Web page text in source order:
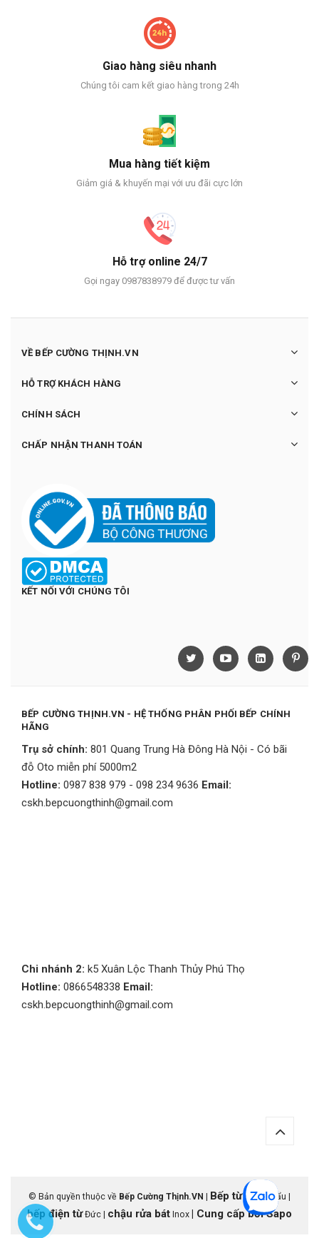
Giao hàng siêu nhanh
Chúng tôi cam kết giao hàng trong 24h
Mua hàng tiết kiệm
Giảm giá & khuyến mại với ưu đãi cực lớn
Hỗ trợ online 24/7
Gọi ngay 0987838979 để được tư vấn
VỀ BẾP CƯỜNG THỊNH.VN
HỖ TRỢ KHÁCH HÀNG
CHÍNH SÁCH
CHẤP NHẬN THANH TOÁN
KẾT NỐI VỚI CHÚNG TÔI
BẾP CƯỜNG THỊNH.VN - HỆ THỐNG PHÂN PHỐI BẾP CHÍNH
HÃNG
Trụ sở chính: 801 Quang Trung Hà Đông Hà Nội - Có bãi
đỗ Oto miễn phí 5000m2
Hotline: 0987 838 979 - 098 234 9636 Email:
cskh.bepcuongthinh@gmail.com
Chi nhánh 2: k5 Xuân Lộc Thanh Thủy Phú Thọ
Hotline: 0866548338 Email:
cskh.bepcuongthinh@gmail.com
© Bản quyền thuộc về Bếp Cường Thịnh.VN Bếp từ nhập khẩu |
bếp điện từĐức | chậu rửa bát Inox | Cung cấp bởiSapo